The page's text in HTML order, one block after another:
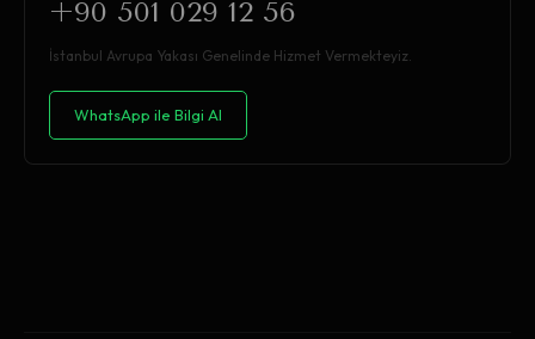
+90 501 029 12 56
İstanbul Avrupa Yakası Genelinde Hizmet Vermekteyiz.
WhatsApp ile Bilgi Al